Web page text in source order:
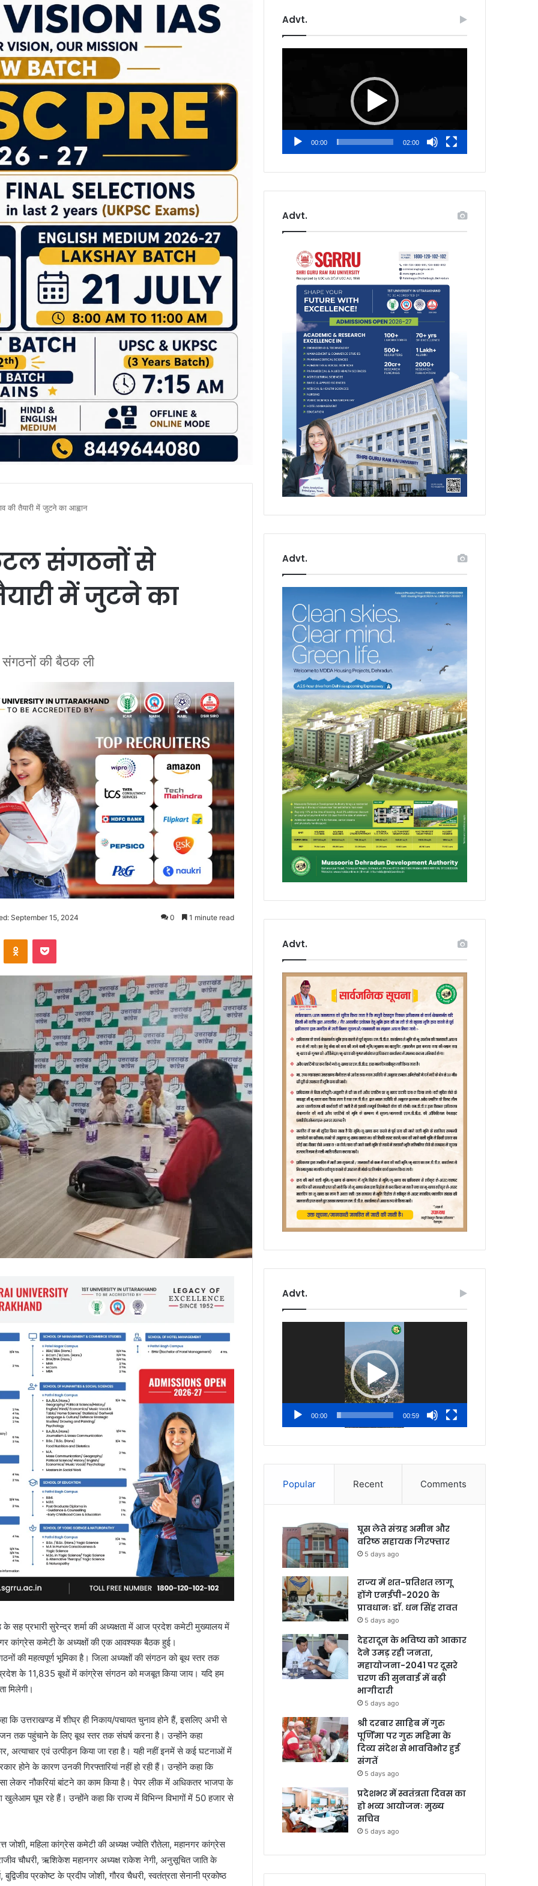
की तैयारी में जुटने का आह्वान
संगठनों से
में जुटने का
की बैठक ली
September 15, 2024 0 1 minute read
सह प्रभारी सुरेन्द्र शर्मा की अध्यक्षता में आज प्रदेश कमेटी मुख्यालय में
कांग्रेस कमेटी के अध्यक्षों की एक आवश्यक बैठक हुई।
की महत्वपूर्ण भूमिका है। जिला अध्यक्षों की संगठन को बूथ स्तर तक
प्रदेश के 11,835 बूथों में कांग्रेस संगठन को मजबूत किया जाय। यदि हम
मिलेगी।
कि उत्तराखण्ड में शीघ्र ही निकाय/पचायत चुनाव होने हैं, इसलिए अभी से
जन तक पहुंचाने के लिए बूथ स्तर तक संघर्ष करना है। उन्होंने कहा
अत्याचार एवं उत्पीड़न किया जा रहा है। यही नहीं इनमें से कई घटनाओं में
के कारण उनकी गिरफ्तारियां नहीं हो रही हैं। उन्होंने कहा कि
लेकर नौकरियां बांटने का काम किया है। पेपर लीक में अधिकतर भाजपा के
खुलेआम घूम रहे हैं। उन्होंने कहा कि राज्य में विभिन्न विभागों में 50 हजार से
महिला कांग्रेस कमेटी की अध्यक्ष ज्योति रौतेला, महानगर कांग्रेस
चौधरी, ऋशिकेश महानगर अध्यक्ष राकेश नेगी, अनुसूचित जाति के
प्रकोष्ट के प्रदीप जोशी, गौरव चैधरी, स्वतंत्रता सेनानी प्रकोष्ठ
Advt.
00:00 02:00
Advt.
Advt.
Advt.
Advt.
00:00 00:59
Popular Recent Comments
घूस लेते संग्रह अमीन और
वरिष्ठ सहायक गिरफ्तार
5 days ago
राज्य में शत-प्रतिशत लागू
होंगे एनईपी-2020 के
प्रावधानः डाॅ. धन सिंह रावत
5 days ago
देहरादून के भविष्य को आकार
देने उमड़ रही जनता,
महायोजना-2041 पर दूसरे
चरण की सुनवाई में बढ़ी
भागीदारी
5 days ago
श्री दरबार साहिब में गुरु
पूर्णिमा पर गुरु महिमा के
दिव्य संदेश से भावविभोर हुई
संगतें
5 days ago
प्रदेशभर में स्वतंत्रता दिवस का
हो भव्य आयोजनः मुख्य
सचिव
5 days ago